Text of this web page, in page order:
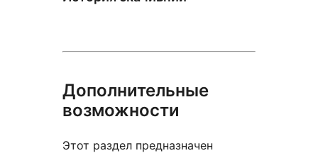
Дополнительные
возможности
Этот раздел предназначен